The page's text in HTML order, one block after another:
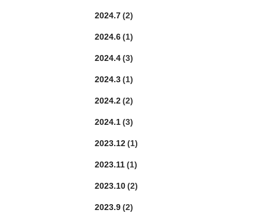
2024.7(2)
2024.6(1)
2024.4(3)
2024.3(1)
2024.2(2)
2024.1(3)
2023.12(1)
2023.11(1)
2023.10(2)
2023.9(2)